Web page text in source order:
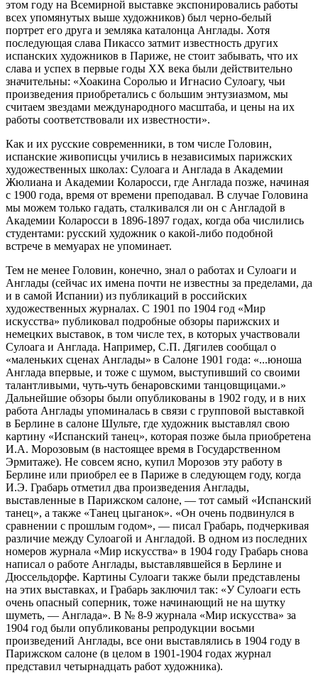
этом году на Всемирной выставке экспонировались работы
всех упомянутых выше художников) был черно-белый
портрет его друга и земляка каталонца Англады. Хотя
последующая слава Пикассо затмит известность других
испанских художников в Париже, не стоит забывать, что их
слава и успех в первые годы XX века были действительно
значительны: «Хоакина Соролью и Игнасио Сулоагу, чьи
произведения приобретались с большим энтузиазмом, мы
считаем звездами международного масштаба, и цены на их
работы соответствовали их известности».
Как и их русские современники, в том числе Головин,
испанские живописцы учились в независимых парижских
художественных школах: Сулоага и Англада в Академии
Жюлиана и Академии Коларосси, где Англада позже, начиная
с 1900 года, время от времени преподавал. В случае Головина
мы можем только гадать, сталкивался ли он с Англадой в
Академии Коларосси в 1896-1897 годах, когда оба числились
студентами: русский художник о какой-либо подобной
встрече в мемуарах не упоминает.
Тем не менее Головин, конечно, знал о работах и Сулоаги и
Англады (сейчас их имена почти не известны за пределами, да
и в самой Испании) из публикаций в российских
художественных журналах. С 1901 по 1904 год «Мир
искусства» публиковал подробные обзоры парижских и
немецких выставок, в том числе тех, в которых участвовали
Сулоага и Англада. Например, С.П. Дягилев сообщал о
«маленьких сценах Англады» в Салоне 1901 года: «...юноша
Англада впервые, и тоже с шумом, выступивший со своими
талантливыми, чуть-чуть бенаровскими танцовщицами.»
Дальнейшие обзоры были опубликованы в 1902 году, и в них
работа Англады упоминалась в связи с групповой выставкой
в Берлине в салоне Шульте, где художник выставлял свою
картину «Испанский танец», которая позже была приобретена
И.А. Морозовым (в настоящее время в Государственном
Эрмитаже). Не совсем ясно, купил Морозов эту работу в
Берлине или приобрел ее в Париже в следующем году, когда
И.Э. Грабарь отметил два произведения Англады,
выставленные в Парижском салоне, — тот самый «Испанский
танец», а также «Танец цыганок». «Он очень подвинулся в
сравнении с прошлым годом», — писал Грабарь, подчеркивая
различие между Сулоагой и Англадой. В одном из последних
номеров журнала «Мир искусства» в 1904 году Грабарь снова
написал о работе Англады, выставлявшейся в Берлине и
Дюссельдорфе. Картины Сулоаги также были представлены
на этих выставках, и Грабарь заключил так: «У Сулоаги есть
очень опасный соперник, тоже начинающий не на шутку
шуметь, — Англада». В № 8-9 журнала «Мир искусства» за
1904 год были опубликованы репродукции восьми
произведений Англады, все они выставлялись в 1904 году в
Парижском салоне (в целом в 1901-1904 годах журнал
представил четырнадцать работ художника).